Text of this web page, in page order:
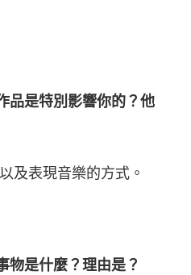
品是特別影響你的？他
及表現音樂的方式。
物是什麼？理由是？